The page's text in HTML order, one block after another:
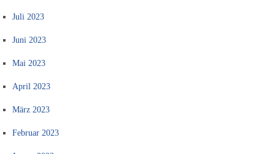
Juli 2023
Juni 2023
Mai 2023
April 2023
März 2023
Februar 2023